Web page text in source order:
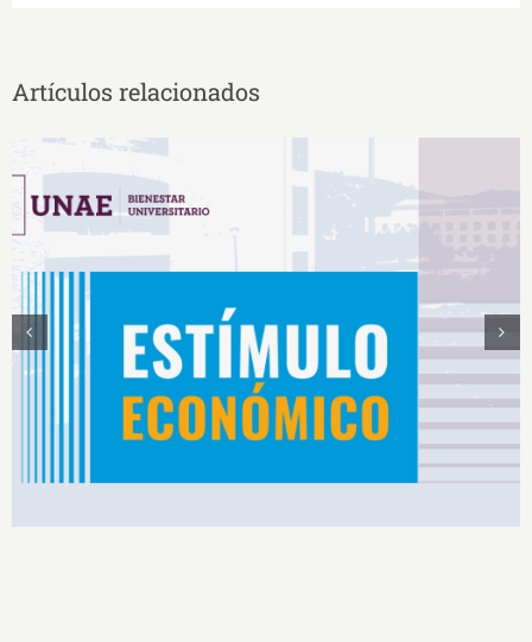
Artículos relacionados
Estímulos Económicos para Deportistas de Alto
Rendimiento IS2026